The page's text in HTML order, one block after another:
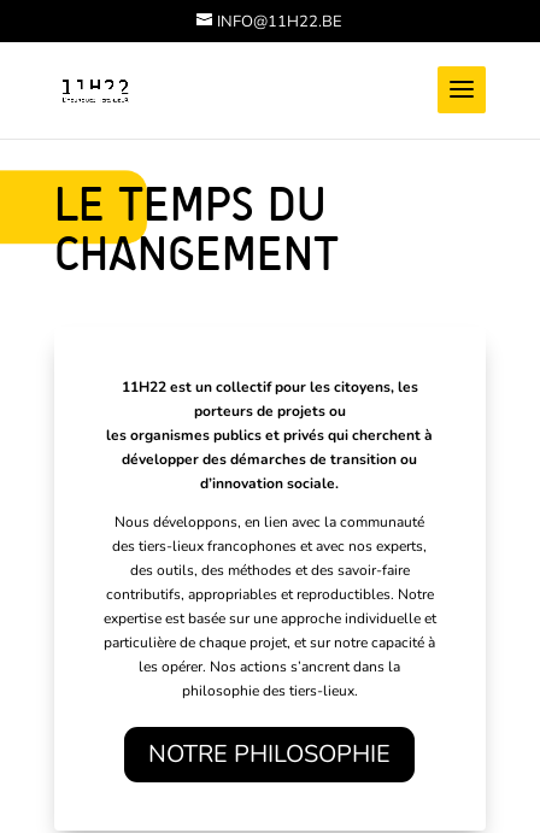
INFO@11H22.BE
LE TEMPS DU
CHANGEMENT
11H22 est un collectif pour les citoyens, les
porteurs de projets ou
les organismes publics et privés qui cherchent à
développer des démarches de transition ou
d’innovation sociale.
Nous développons, en lien avec la communauté
des tiers-lieux francophones et avec nos experts,
des outils, des méthodes et des savoir-faire
contributifs, appropriables et reproductibles. Notre
expertise est basée sur une approche individuelle et
particulière de chaque projet, et sur notre capacité à
les opérer. Nos actions s’ancrent dans la
philosophie des tiers-lieux.
NOTRE PHILOSOPHIE